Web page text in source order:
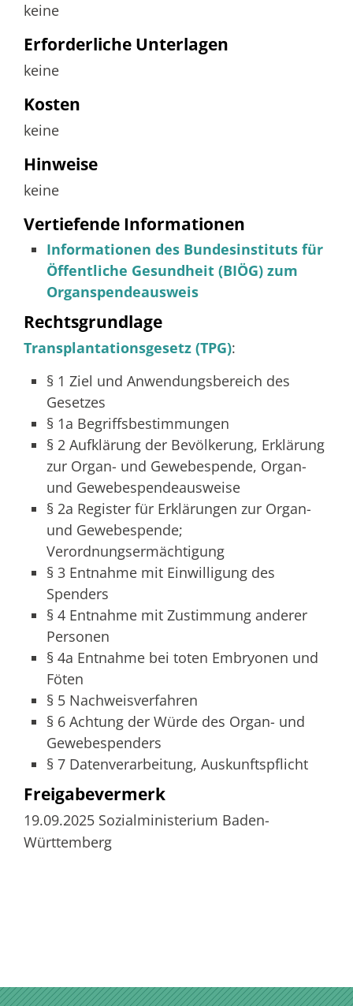
keine
Erforderliche Unterlagen
keine
Kosten
keine
Hinweise
keine
Vertiefende Informationen
Informationen des Bundesinstituts für
Öffentliche Gesundheit (BIÖG) zum
Organspendeausweis
Rechtsgrundlage
Transplantationsgesetz (TPG):
§ 1 Ziel und Anwendungsbereich des
Gesetzes
§ 1a Begriffsbestimmungen
§ 2 Aufklärung der Bevölkerung, Erklärung
zur Organ- und Gewebespende, Organ-
und Gewebespendeausweise
§ 2a Register für Erklärungen zur Organ-
und Gewebespende;
Verordnungsermächtigung
§ 3 Entnahme mit Einwilligung des
Spenders
§ 4 Entnahme mit Zustimmung anderer
Personen
§ 4a Entnahme bei toten Embryonen und
Föten
§ 5 Nachweisverfahren
§ 6 Achtung der Würde des Organ- und
Gewebespenders
§ 7 Datenverarbeitung, Auskunftspflicht
Freigabevermerk
19.09.2025 Sozialministerium Baden-
Württemberg